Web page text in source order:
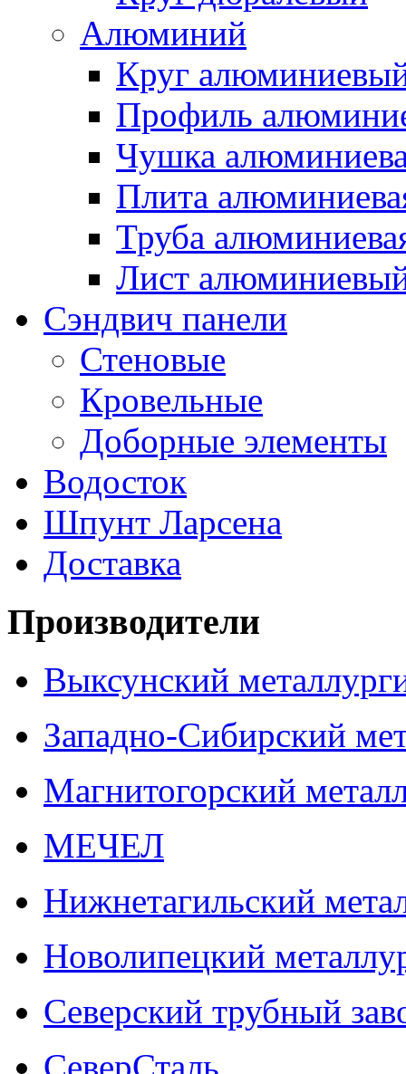
Алюминий
Круг
Профиль
Чушка
Плита
Труба
Лист
Сэндвич панели
Стеновые
Кровельные
Доборные элементы
Водосток
Шпунт Ларсена
Доставка
Производители
Выксунский
Западно-Сибирский
Магнитогорский
МЕЧЕЛ
Нижнетагильский
Новолипецкий
Северский трубный